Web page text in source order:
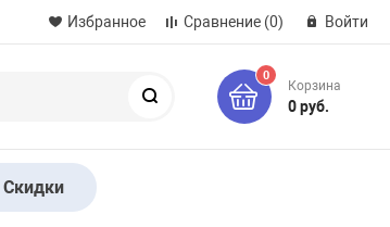
Избранное Сравнение (0) Войти
0
Корзина
0 руб.
Скидки